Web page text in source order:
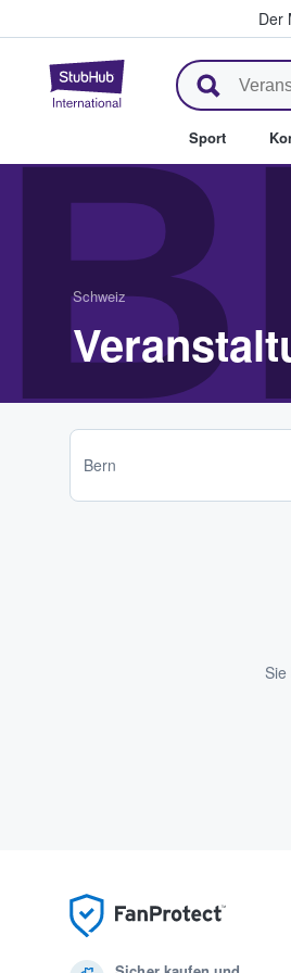
Der
StubHub -
Sport
Schweiz
Bern